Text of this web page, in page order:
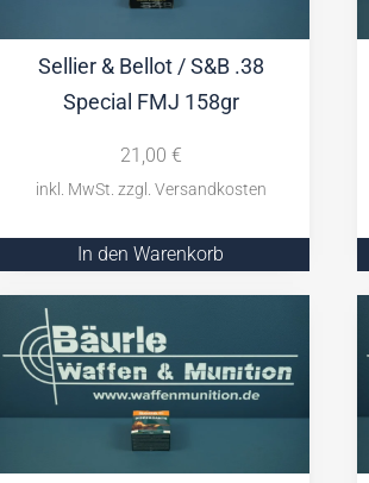
Sellier & Bellot / S&B .38
Special FMJ 158gr
21,00 €
In den Warenkorb